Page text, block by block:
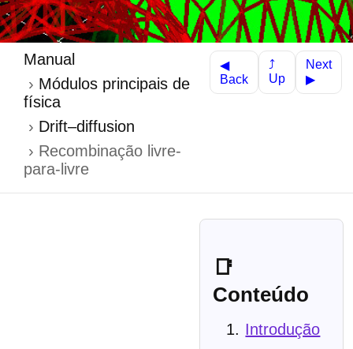
Manual
Módulos principais de
física
Drift–diffusion
Recombinação livre-
para-livre
◀
Back
⤴
Up
Next
▶
📑
Conteúdo
Introdução